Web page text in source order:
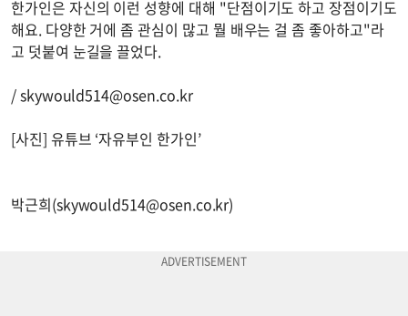
한가인은 자신의 이런 성향에 대해 "단점이기도 하고 장점이기도
해요. 다양한 거에 좀 관심이 많고 뭘 배우는 걸 좀 좋아하고"라
고 덧붙여 눈길을 끌었다.
/ skywould514@osen.co.kr
[사진] 유튜브 ‘자유부인 한가인’
박근희(skywould514@osen.co.kr)